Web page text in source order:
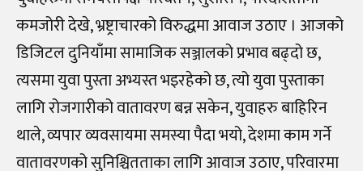
कमजोरी देखे, भ्रष्ट्राचारको विरुद्धमा आवाज उठाए । आजको
डिजिटल दुनियाँमा सामाजिक सञ्जालको प्रभाव बढ्दो छ,
त्यसमा युवा पुस्ता अभ्यस्त भइरहेको छ, त्यो युवा पुस्ताका
लागि रोजगारीको वातावरण बन्न सकेन, युवाहरु बाहिरिन
थाले, व्यपार व्यवसायमा समस्या पैदा भयो, देशमा काम गर्ने
वातावरणको सुनिश्चितताका लागि आवाज उठाए, परिवारमा